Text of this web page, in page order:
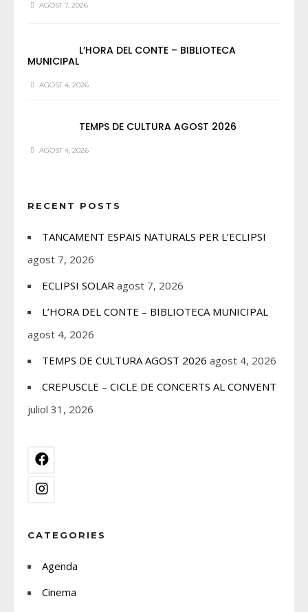
AGOST 7, 2026
L’HORA DEL CONTE – BIBLIOTECA
MUNICIPAL
AGOST 4, 2026
TEMPS DE CULTURA AGOST 2026
AGOST 4, 2026
RECENT POSTS
TANCAMENT ESPAIS NATURALS PER L’ECLIPSI
agost 7, 2026
ECLIPSI SOLAR agost 7, 2026
L’HORA DEL CONTE – BIBLIOTECA MUNICIPAL
agost 4, 2026
TEMPS DE CULTURA AGOST 2026 agost 4, 2026
CREPUSCLE – CICLE DE CONCERTS AL CONVENT
juliol 31, 2026
CATEGORIES
Agenda
Cinema